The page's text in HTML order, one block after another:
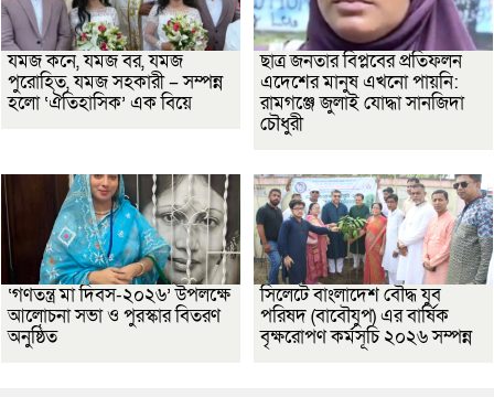
যমজ কনে, যমজ বর, যমজ
পুরোহিত, যমজ সহকারী – সম্পন্ন
হলো ‘ঐতিহাসিক’ এক বিয়ে
ছাত্র জনতার বিপ্লবের প্রতিফলন
এদেশের মানুষ এখনো পায়নি:
রামগঞ্জে জুলাই যোদ্ধা সানজিদা
চৌধুরী
‘গণতন্ত্র মা দিবস-২০২৬’ উপলক্ষে
আলোচনা সভা ও পুরস্কার বিতরণ
অনুষ্ঠিত
সিলেটে বাংলাদেশ বৌদ্ধ যুব
পরিষদ (বাবৌযুপ) এর বার্ষিক
বৃক্ষরোপণ কর্মসূচি ২০২৬ সম্পন্ন